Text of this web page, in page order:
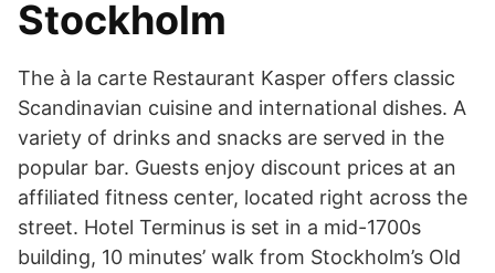
Stockholm
The à la carte Restaurant Kasper offers classic
Scandinavian cuisine and international dishes. A
variety of drinks and snacks are served in the
popular bar. Guests enjoy discount prices at an
affiliated fitness center, located right across the
street. Hotel Terminus is set in a mid-1700s
building, 10 minutes’ walk from Stockholm’s Old